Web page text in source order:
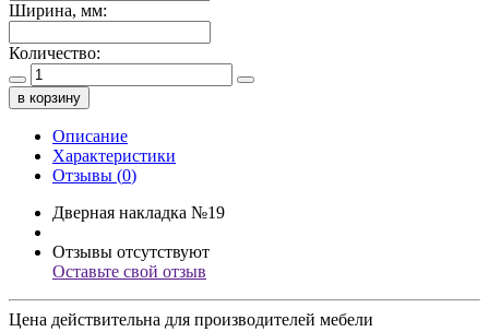
Ширина, мм:
Количество:
в корзину
Описание
Характеристики
Отзывы (0)
Дверная накладка №19
Отзывы отсутствуют
Оставьте свой отзыв
Цена действительна для производителей мебели